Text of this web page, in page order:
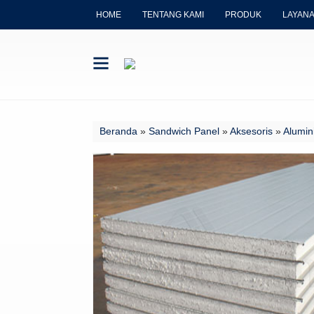
HOME TENTANG KAMI PRODUK
Beranda » Sandwich Panel » Aksesoris »